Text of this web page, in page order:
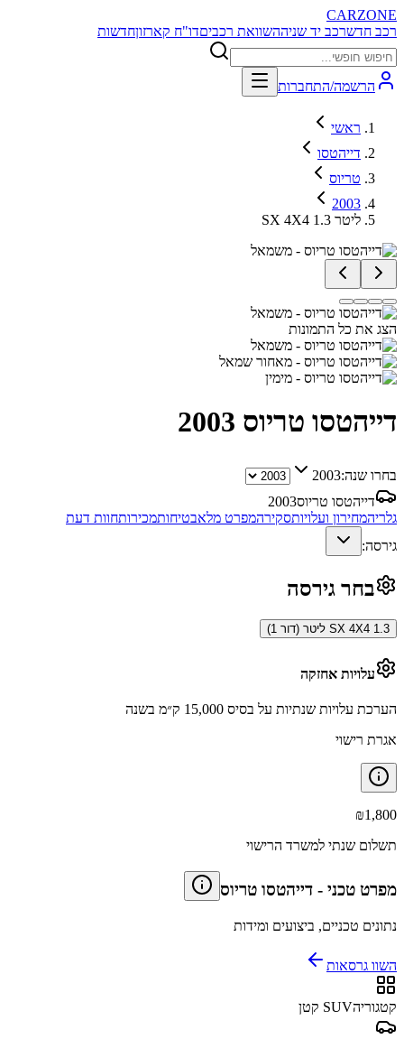
CARZONE
רכב חדשרכב יד שניההשוואת רכביםדו"ח קארזוןחדשות
הרשמה/התחברות
ראשי
דייהטסו
טריוס
2003
SX 4X4 1.3 ליטר
הצג את כל התמונות
דייהטסו טריוס 2003
בחרו שנה:2003
דייהטסו טריוס2003
גלריהמחירון ועלויותסקירהמפרט מלאבטיחותמכירותחוות דעת
גירסה:
בחר גירסה
SX 4X4 1.3 ליטר (דור 1)
עלויות אחזקה
הערכת עלויות שנתיות על בסיס 15,000 ק״מ בשנה
אגרת רישוי
₪1,800
תשלום שנתי למשרד הרישוי
מפרט טכני - דייהטסו טריוס
נתונים טכניים, ביצועים ומידות
השוו גרסאות
קטגוריהSUV קטן